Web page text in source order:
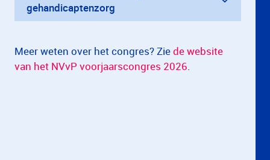
gehandicaptenzorg
Meer weten over het congres? Ziedewebsite
van het NVvP voorjaarscongres 2026.